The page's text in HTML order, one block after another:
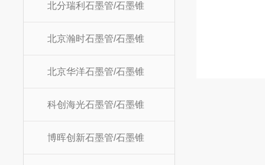
北分瑞利石墨管/石墨锥
北京瀚时石墨管/石墨锥
北京华洋石墨管/石墨锥
科创海光石墨管/石墨锥
博晖创新石墨管/石墨锥